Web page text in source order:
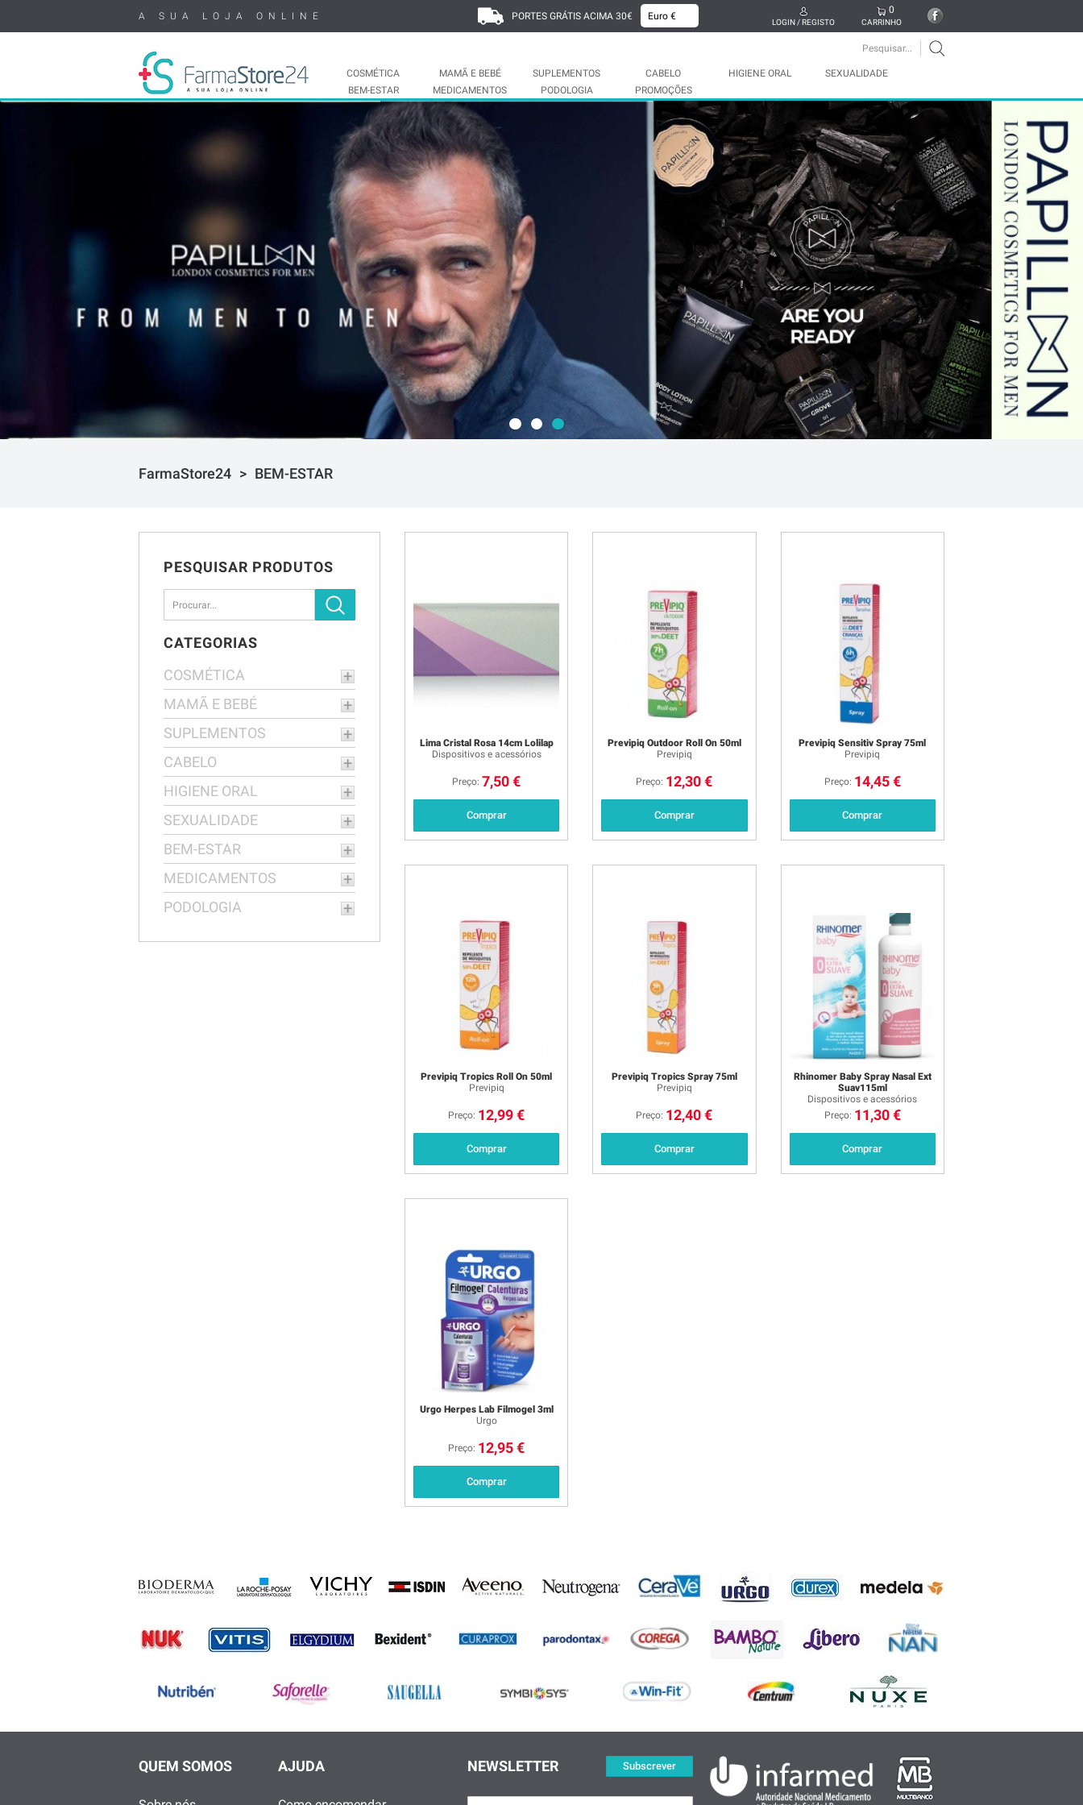
A SUA LOJA ONLINE PORTES GRÁTIS ACIMA 30€
LOGIN / REGISTO CARRINHO
0
COSMÉTICA MAMÃ E BEBÉ SUPLEMENTOS CABELO HIGIENE ORAL
SEXUALIDADE
BEM-ESTAR
MEDICAMENTOS PODOLOGIA PROMOÇÕES
FarmaStore24 BEM-ESTAR
PESQUISAR PRODUTOS
CATEGORIAS
COSMÉTICA
MAMÃ E BEBÉ
SUPLEMENTOS
CABELO
HIGIENE ORAL
SEXUALIDADE
BEM-ESTAR
MEDICAMENTOS
PODOLOGIA
Lima Cristal Rosa 14cm Lolilap
Dispositivos e acessórios
Preço: 7,50 €
Comprar
Previpiq Outdoor Roll On 50ml
Previpiq
Preço: 12,30 €
Comprar
Previpiq Sensitiv Spray 75ml
Previpiq
Preço: 14,45 €
Comprar
Previpiq Tropics Roll On 50ml
Previpiq
Preço: 12,99 €
Comprar
Previpiq Tropics Spray 75ml
Previpiq
Preço: 12,40 €
Comprar
Rhinomer Baby Spray Nasal Ext
Suav115ml
Dispositivos e acessórios
Preço: 11,30 €
Comprar
Urgo Herpes Lab Filmogel 3ml
Urgo
Preço: 12,95 €
Comprar
QUEM SOMOS AJUDA Subscrever
NEWSLETTER